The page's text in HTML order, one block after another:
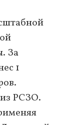
За
1
РСЗО.